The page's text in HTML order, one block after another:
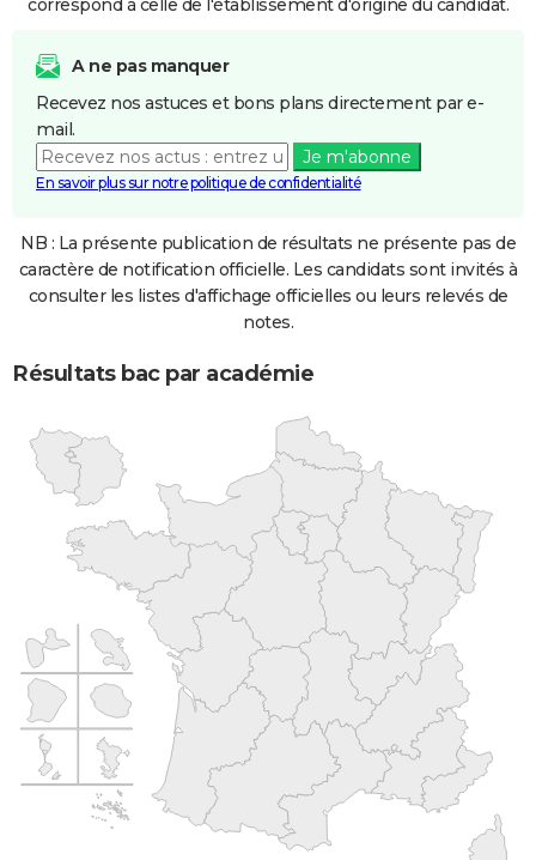
correspond à celle de l'établissement d'origine du candidat.
A ne pas manquer
Recevez nos astuces et bons plans directement par e-
mail.
Je m'abonne
En savoir plus sur notre politique de confidentialité
NB : La présente publication de résultats ne présente pas de
caractère de notification officielle. Les candidats sont invités à
consulter les listes d'affichage officielles ou leurs relevés de
notes.
Résultats bac par académie